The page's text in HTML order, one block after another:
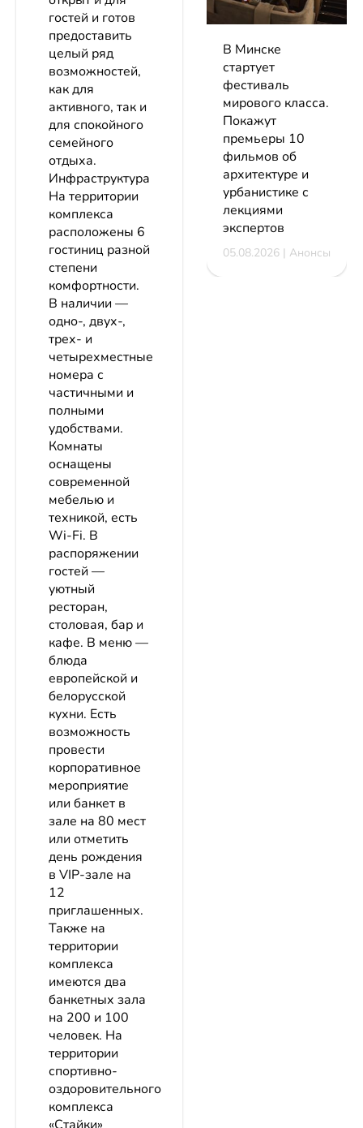
гостей и готов
предоставить
целый ряд
возможностей,
как для
активного, так и
для спокойного
семейного
отдыха.
Инфраструктура
На территории
комплекса
расположены 6
гостиниц разной
степени
комфортности.
В наличии —
одно-, двух-,
трех- и
четырехместные
номера с
частичными и
полными
удобствами.
Комнаты
оснащены
современной
мебелью и
техникой, есть
Wi-Fi. В
распоряжении
гостей —
уютный
ресторан,
столовая, бар и
кафе. В меню —
блюда
европейской и
белорусской
кухни. Есть
возможность
провести
корпоративное
мероприятие
или банкет в
зале на 80 мест
или отметить
день рождения
в VIP-зале на
12
приглашенных.
Также на
территории
комплекса
имеются два
банкетных зала
на 200 и 100
человек. На
территории
спортивно-
оздоровительного
комплекса
В Минске
стартует
фестиваль
мирового класса.
Покажут
премьеры 10
фильмов об
архитектуре и
урбанистике с
лекциями
экспертов
05.08.2026 | Анонсы